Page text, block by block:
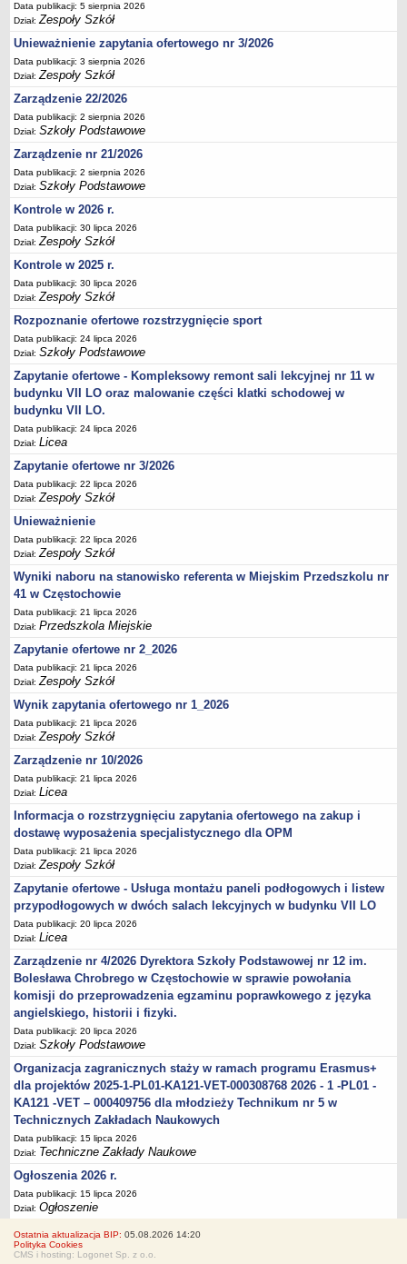
Rejestry, ewidencje, archiwa
Sprawozdania
Deklaracja dostępności
PORADNIE PSYCHOLOGICZNO-PEDAGOGICZNE
Zespół Poradni
BIURO FINANSÓW OŚWIATY
Dane podstawowe
Statut
Majątek
Godziny dyżurów
Ogłoszenia
Zarządzenia
Rejestry, ewidencje, archiwa
Kontrole
PONOWNE WYKORZYSTYWANIE
Sprawozdania
Deklaracja dostępności
DEKLARACJA DOSTĘPNOŚCI
OŚWIADCZENIA MAJĄTKOWE
PONOWNE WYKORZYSTYWANIE
UDOSTĘPNIANIE INFORMACJI PUBLICZNEJ
OCHRONA DANYCH OSOBOWYCH
Data publikacji: 5 sierpnia 2026
Dział:Zespoły Szkół
Unieważnienie zapytania ofertowego nr 3/2026
Data publikacji: 3 sierpnia 2026
Dział:Zespoły Szkół
Zarządzenie 22/2026
Data publikacji: 2 sierpnia 2026
Dział:Szkoły Podstawowe
Zarządzenie nr 21/2026
Data publikacji: 2 sierpnia 2026
Dział:Szkoły Podstawowe
Kontrole w 2026 r.
Data publikacji: 30 lipca 2026
Dział:Zespoły Szkół
Kontrole w 2025 r.
Data publikacji: 30 lipca 2026
Dział:Zespoły Szkół
Rozpoznanie ofertowe rozstrzygnięcie sport
Data publikacji: 24 lipca 2026
Dział:Szkoły Podstawowe
Zapytanie ofertowe - Kompleksowy remont sali lekcyjnej nr 11 w
budynku VII LO oraz malowanie części klatki schodowej w
budynku VII LO.
Data publikacji: 24 lipca 2026
Dział:Licea
Zapytanie ofertowe nr 3/2026
Data publikacji: 22 lipca 2026
Dział:Zespoły Szkół
Unieważnienie
Data publikacji: 22 lipca 2026
Dział:Zespoły Szkół
Wyniki naboru na stanowisko referenta w Miejskim Przedszkolu nr
41 w Częstochowie
Data publikacji: 21 lipca 2026
Dział:Przedszkola Miejskie
Zapytanie ofertowe nr 2_2026
Data publikacji: 21 lipca 2026
Dział:Zespoły Szkół
Wynik zapytania ofertowego nr 1_2026
Data publikacji: 21 lipca 2026
Dział:Zespoły Szkół
Zarządzenie nr 10/2026
Data publikacji: 21 lipca 2026
Dział:Licea
Informacja o rozstrzygnięciu zapytania ofertowego na zakup i
dostawę wyposażenia specjalistycznego dla OPM
Data publikacji: 21 lipca 2026
Dział:Zespoły Szkół
Zapytanie ofertowe - Usługa montażu paneli podłogowych i listew
przypodłogowych w dwóch salach lekcyjnych w budynku VII LO
Data publikacji: 20 lipca 2026
Dział:Licea
Zarządzenie nr 4/2026 Dyrektora Szkoły Podstawowej nr 12 im.
Bolesława Chrobrego w Częstochowie w sprawie powołania
komisji do przeprowadzenia egzaminu poprawkowego z języka
angielskiego, historii i fizyki.
Data publikacji: 20 lipca 2026
Dział:Szkoły Podstawowe
Organizacja zagranicznych staży w ramach programu Erasmus+
dla projektów 2025-1-PL01-KA121-VET-000308768 2026 - 1 -PL01 -
KA121 -VET – 000409756 dla młodzieży Technikum nr 5 w
Technicznych Zakładach Naukowych
Data publikacji: 15 lipca 2026
Dział: Techniczne Zakłady Naukowe
Ogłoszenia 2026 r.
Data publikacji: 15 lipca 2026
Dział:Ogłoszenie
Ostatnia aktualizacja BIP: 05.08.2026 14:20
Polityka Cookies
CMS i hosting: Logonet Sp. z o.o.